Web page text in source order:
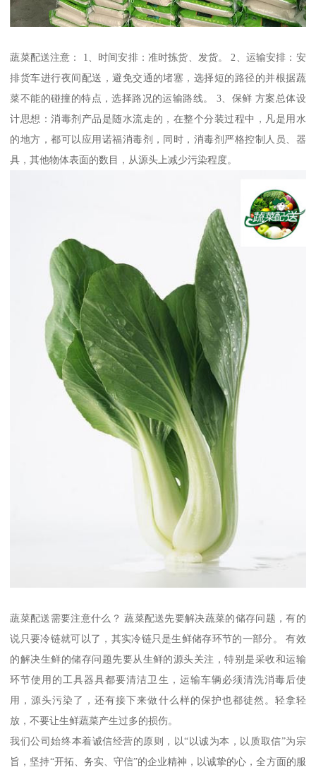
蔬菜配送注意： 1、时间安排：准时拣货、发货。 2、运输安排：安
排货车进行夜间配送，避免交通的堵塞，选择短的路径的并根据蔬
菜不能的碰撞的特点，选择路况的运输路线。 3、保鲜 方案总体设
计思想：消毒剂产品是随水流走的，在整个分装过程中，凡是用水
的地方，都可以应用诺福消毒剂，同时，消毒剂严格控制人员、器
具，其他物体表面的数目，从源头上减少污染程度。
蔬菜配送需要注意什么？ 蔬菜配送先要解决蔬菜的储存问题，有的
说只要冷链就可以了，其实冷链只是生鲜储存环节的一部分。 有效
的解决生鲜的储存问题先要从生鲜的源头关注，特别是采收和运输
环节使用的工具器具都要清洁卫生，运输车辆必须清洗消毒后使
用，源头污染了，还有接下来做什么样的保护也都徒然。轻拿轻
放，不要让生鲜蔬菜产生过多的损伤。
我们公司始终本着诚信经营的原则，以“以诚为本，以质取信”为宗
旨，坚持“开拓、务实、守信”的企业精神，以诚挚的心，全方面的服